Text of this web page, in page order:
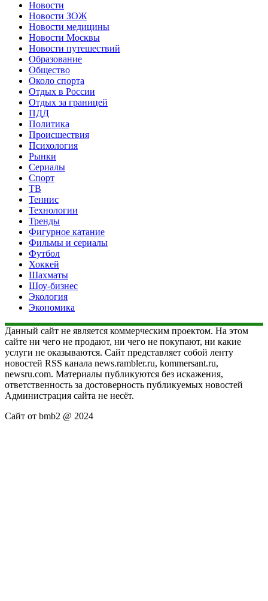
Новости
Новости ЗОЖ
Новости медицины
Новости Москвы
Новости путешествий
Образование
Общество
Около спорта
Отдых в России
Отдых за границей
ПДД
Политика
Происшествия
Психология
Рынки
Сериалы
Спорт
ТВ
Теннис
Технологии
Тренды
Фигурное катание
Фильмы и сериалы
Футбол
Хоккей
Шахматы
Шоу-бизнес
Экология
Экономика
Данный сайт не является коммерческим проектом. На этом
сайте ни чего не продают, ни чего не покупают, ни какие
услуги не оказываются. Сайт представляет собой ленту
новостей RSS канала news.rambler.ru, kommersant.ru,
newsru.com. Материалы публикуются без искажения,
ответственность за достоверность публикуемых новостей
Администрация сайта не несёт.
Сайт от bmb2 @ 2024